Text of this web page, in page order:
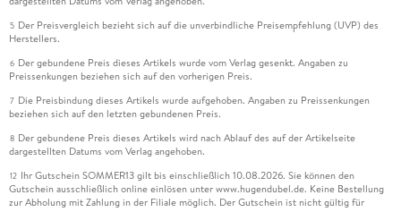
5 Der Preisvergleich bezieht sich auf die unverbindliche Preisempfehlung (UVP) des
Herstellers.
6 Der gebundene Preis dieses Artikels wurde vom Verlag gesenkt. Angaben zu
Preissenkungen beziehen sich auf den vorherigen Preis.
7 Die Preisbindung dieses Artikels wurde aufgehoben. Angaben zu Preissenkungen
beziehen sich auf den letzten gebundenen Preis.
8 Der gebundene Preis dieses Artikels wird nach Ablauf des auf der Artikelseite
dargestellten Datums vom Verlag angehoben.
12 Ihr Gutschein SOMMER13 gilt bis einschließlich 10.08.2026. Sie können den
Gutschein ausschließlich online einlösen unter www.hugendubel.de. Keine Bestellung
zur Abholung mit Zahlung in der Filiale möglich. Der Gutschein ist nicht gültig für